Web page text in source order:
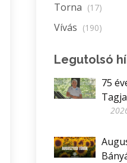
Torna (17)
Vívás (190)
Legutolsó
75